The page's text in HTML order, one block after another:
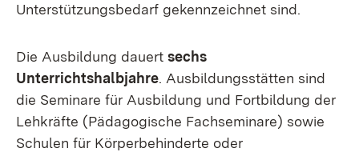
Unterstützungsbedarf gekennzeichnet sind.
Die Ausbildung dauert sechs
Unterrichtshalbjahre. Ausbildungsstätten sind
die Seminare für Ausbildung und Fortbildung der
Lehkräfte (Pädagogische Fachseminare) sowie
Schulen für Körperbehinderte oder